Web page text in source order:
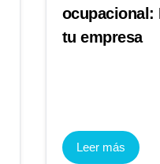
ocupacional:
tu empresa
Leer más